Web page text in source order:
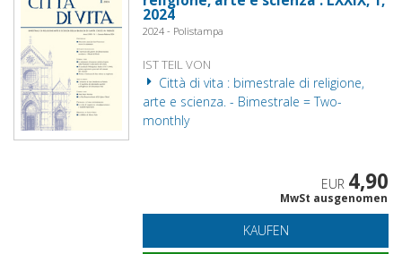
2024
2024 - Polistampa
IST TEIL VON
Città di vita : bimestrale di religione,
arte e scienza. - Bimestrale = Two-
monthly
EUR 4,90
MwSt ausgenomen
KAUFEN